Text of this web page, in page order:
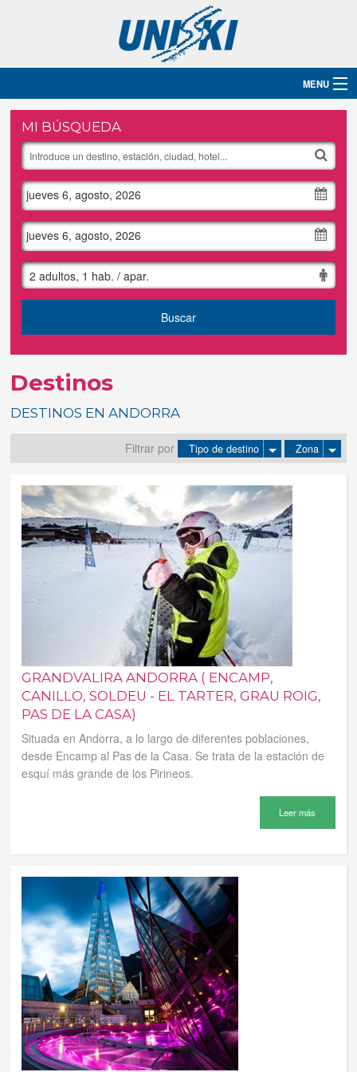
MENU
Inicio
Destinos
Hoteles
Grupos
Contacto
Tus reservas
Inicia sessión
MI BÚSQUEDA
jueves 6, agosto, 2026
jueves 6, agosto, 2026
2 adultos, 1 hab. / apar.
Buscar
Destinos
DESTINOS EN ANDORRA
Filtrar por Tipo de destino Zona
GRANDVALIRA ANDORRA ( ENCAMP,
CANILLO, SOLDEU - EL TARTER, GRAU ROIG,
PAS DE LA CASA)
Situada en Andorra, a lo largo de diferentes poblaciones,
desde Encamp al Pas de la Casa. Se trata de la estación de
esquí más grande de los Pirineos.
Leer más